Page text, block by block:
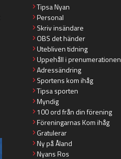
Tipsa Nyan
Personal
Skriv insändare
OBS det händer
Utebliven tidning
Uppehåll i prenumerationen
Adressändring
Sportens kom ihåg
Tipsa sporten
Myndig
100 ord från din förening
Föreningarnas Kom ihåg
Gratulerar
Ny på Åland
Nyans Ros